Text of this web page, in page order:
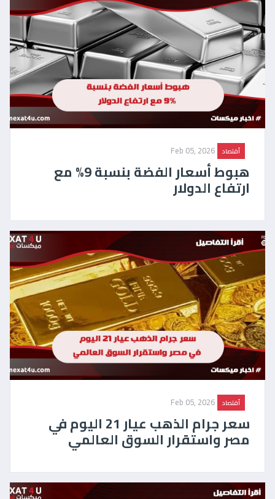
أقتصاد Feb 05, 2026
هبوط أسعار الفضة بنسبة 9% مع
ارتفاع الدولار
أقتصاد Feb 05, 2026
سعر جرام الذهب عيار 21 اليوم في
مصر واستقرار السوق العالمي